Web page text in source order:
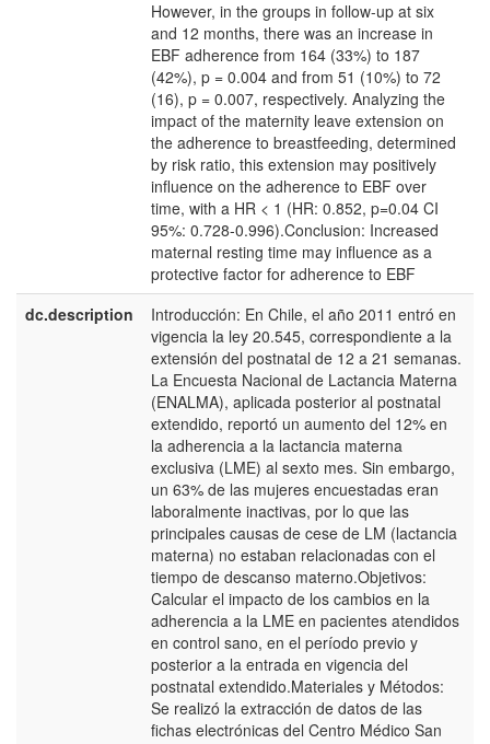
However, in the groups in follow-up at six
and 12 months, there was an increase in
EBF adherence from 164 (33%) to 187
(42%), p = 0.004 and from 51 (10%) to 72
(16), p = 0.007, respectively. Analyzing the
impact of the maternity leave extension on
the adherence to breastfeeding, determined
by risk ratio, this extension may positively
influence on the adherence to EBF over
time, with a HR < 1 (HR: 0.852, p=0.04 CI
95%: 0.728-0.996).Conclusion: Increased
maternal resting time may influence as a
protective factor for adherence to EBF
dc.description
Introducción: En Chile, el año 2011 entró en
vigencia la ley 20.545, correspondiente a la
extensión del postnatal de 12 a 21 semanas.
La Encuesta Nacional de Lactancia Materna
(ENALMA), aplicada posterior al postnatal
extendido, reportó un aumento del 12% en
la adherencia a la lactancia materna
exclusiva (LME) al sexto mes. Sin embargo,
un 63% de las mujeres encuestadas eran
laboralmente inactivas, por lo que las
principales causas de cese de LM (lactancia
materna) no estaban relacionadas con el
tiempo de descanso materno.Objetivos:
Calcular el impacto de los cambios en la
adherencia a la LME en pacientes atendidos
en control sano, en el período previo y
posterior a la entrada en vigencia del
postnatal extendido.Materiales y Métodos:
Se realizó la extracción de datos de las
fichas electrónicas del Centro Médico San